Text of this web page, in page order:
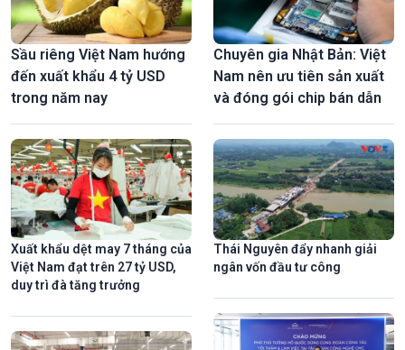
Sầu riêng Việt Nam hướng
đến xuất khẩu 4 tỷ USD
trong năm nay
Xuất khẩu dệt may 7 tháng của
Việt Nam đạt trên 27 tỷ USD,
duy trì đà tăng trưởng
Chuyên gia Nhật Bản: Việt
Nam nên ưu tiên sản xuất
và đóng gói chip bán dẫn
Thái Nguyên đẩy nhanh giải
ngân vốn đầu tư công